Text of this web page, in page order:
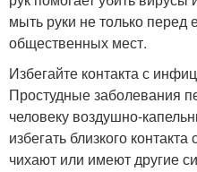
мыть руки не только
общественных мест.
Избегайте контакта с
Простудные заболевания
человеку воздушно-
избегать близкого
чихают или имеют другие